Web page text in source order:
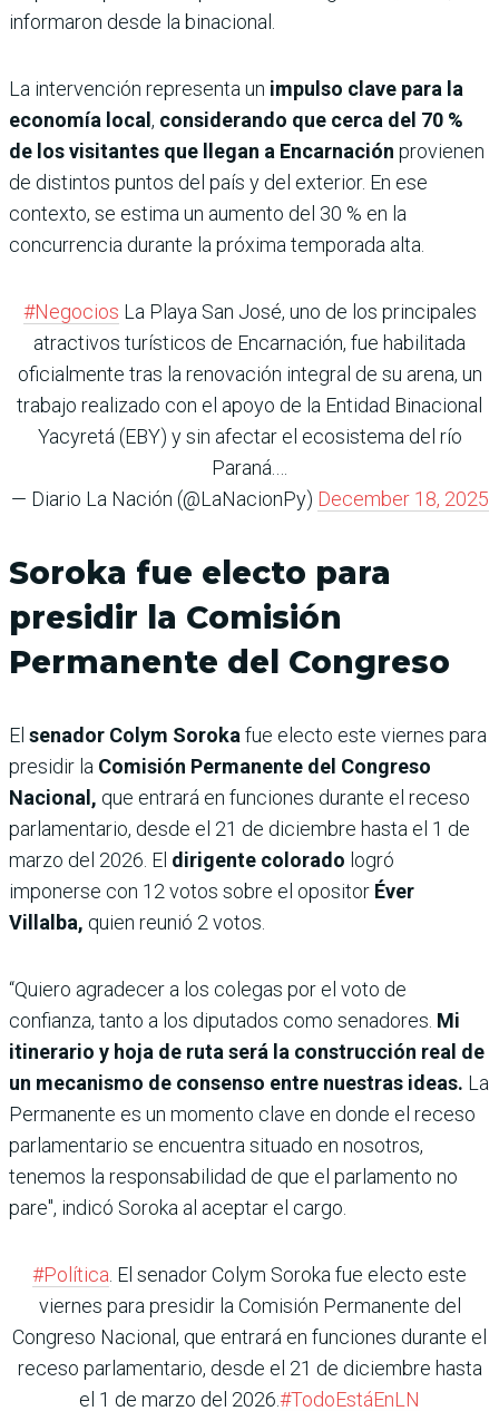
informaron desde la binacional.
La intervención representa un impulso clave para la
economía local, considerando que cerca del 70 %
de los visitantes que llegan a Encarnación provienen
de distintos puntos del país y del exterior. En ese
contexto, se estima un aumento del 30 % en la
concurrencia durante la próxima temporada alta.
#Negocios La Playa San José, uno de los principales
atractivos turísticos de Encarnación, fue habilitada
oficialmente tras la renovación integral de su arena, un
trabajo realizado con el apoyo de la Entidad Binacional
Yacyretá (EBY) y sin afectar el ecosistema del río
Paraná.…
— Diario La Nación (@LaNacionPy) December 18, 2025
Soroka fue electo para
presidir la Comisión
Permanente del Congreso
El senador Colym Soroka fue electo este viernes para
presidir la Comisión Permanente del Congreso
Nacional, que entrará en funciones durante el receso
parlamentario, desde el 21 de diciembre hasta el 1 de
marzo del 2026. El dirigente colorado logró
imponerse con 12 votos sobre el opositor Éver
Villalba, quien reunió 2 votos.
“Quiero agradecer a los colegas por el voto de
confianza, tanto a los diputados como senadores. Mi
itinerario y hoja de ruta será la construcción real de
un mecanismo de consenso entre nuestras ideas. La
Permanente es un momento clave en donde el receso
parlamentario se encuentra situado en nosotros,
tenemos la responsabilidad de que el parlamento no
pare", indicó Soroka al aceptar el cargo.
#Política . El senador Colym Soroka fue electo este
viernes para presidir la Comisión Permanente del
Congreso Nacional, que entrará en funciones durante el
receso parlamentario, desde el 21 de diciembre hasta
el 1 de marzo del 2026.#TodoEstáEnLN